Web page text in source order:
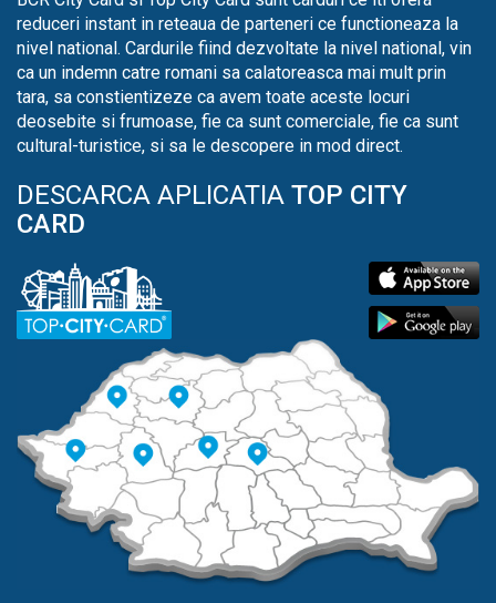
reduceri instant in reteaua de parteneri ce functioneaza la
nivel national. Cardurile fiind dezvoltate la nivel national, vin
ca un indemn catre romani sa calatoreasca mai mult prin
tara, sa constientizeze ca avem toate aceste locuri
deosebite si frumoase, fie ca sunt comerciale, fie ca sunt
cultural-turistice, si sa le descopere in mod direct.
DESCARCA APLICATIA TOP CITY
CARD